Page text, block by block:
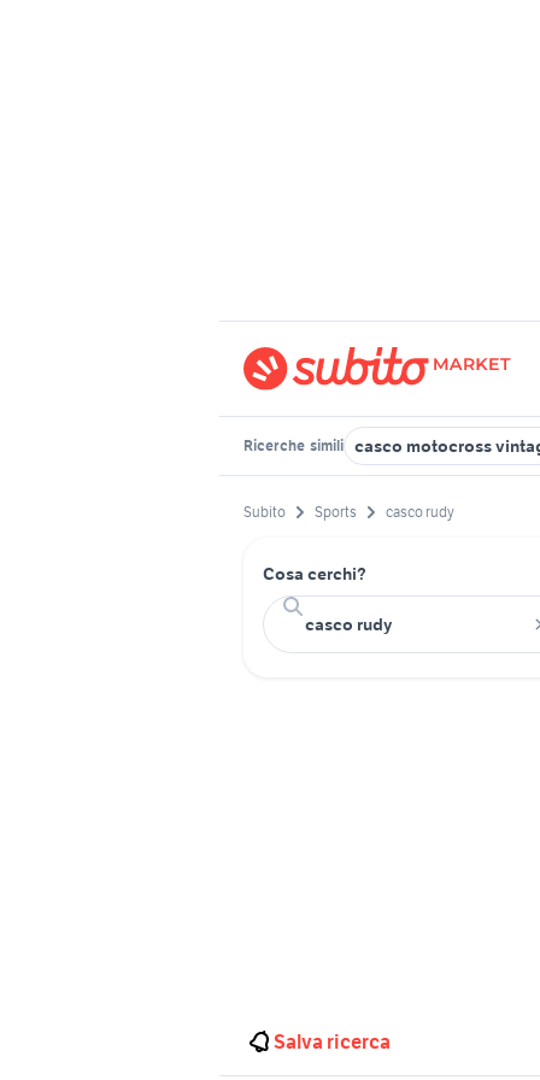
Ricerche simili casco motocross
Subito Sports casco rudy
Cosa cerchi?
Salva ricerca